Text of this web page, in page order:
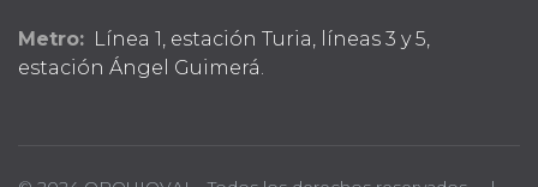
Metro: Línea 1, estación Turia, líneas 3 y 5,
estación Ángel Guimerá.